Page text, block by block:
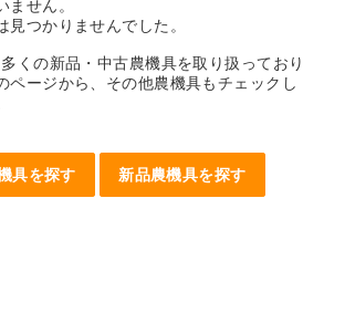
ません。
見つかりませんでした。
くの新品・中古農機具を取り扱っており
ページから、その他農機具もチェックし
具を探す 新品農機具を探す